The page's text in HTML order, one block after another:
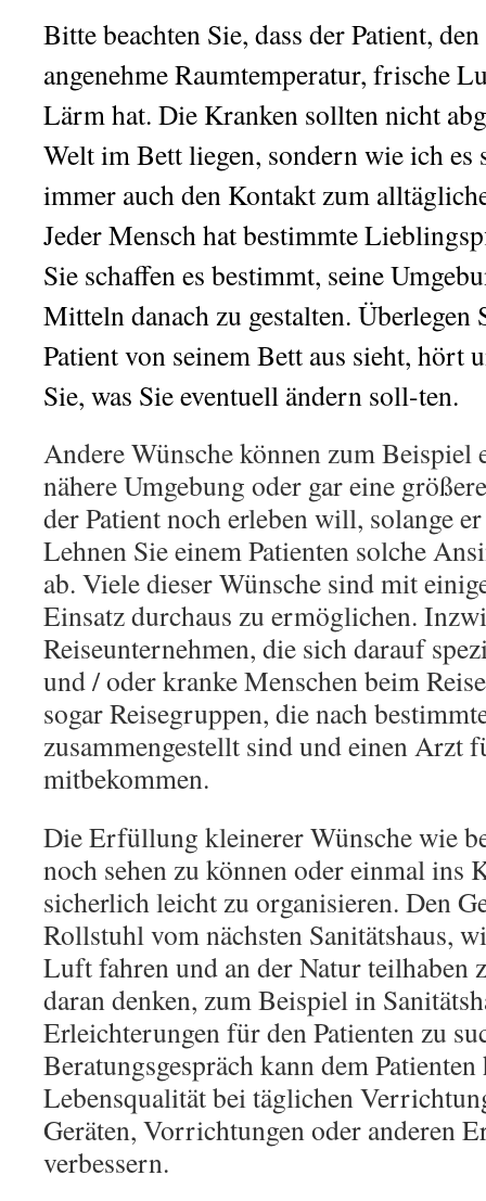
Bitte beachten Sie, dass der Patient,
angenehme Raumtemperatur, frische
Lärm hat. Die Kranken sollten nicht
Welt im Bett liegen, sondern wie ich es
immer auch den Kontakt zum
Jeder Mensch hat bestimmte
Sie schaffen es bestimmt, seine
Mitteln danach zu gestalten. Überlegen
Patient von seinem Bett aus sieht, hört
Sie, was Sie eventuell ändern soll-ten.
Andere Wünsche können zum Beispiel
nähere Umgebung oder gar eine
der Patient noch erleben will, solange
Lehnen Sie einem Patienten solche
ab. Viele dieser Wünsche sind mit
Einsatz durchaus zu ermöglichen.
Reiseunternehmen, die sich darauf
und / oder kranke Menschen beim
sogar Reisegruppen, die nach
zusammengestellt sind und einen Arzt
mitbekommen.
Die Erfüllung kleinerer Wünsche wie
noch sehen zu können oder einmal ins
sicherlich leicht zu organisieren. Den
Rollstuhl vom nächsten Sanitätshaus,
Luft fahren und an der Natur teilhaben
daran denken, zum Beispiel in
Erleichterungen für den Patienten zu
Beratungsgespräch kann dem
Lebensqualität bei täglichen
Geräten, Vorrichtungen oder anderen
verbessern.